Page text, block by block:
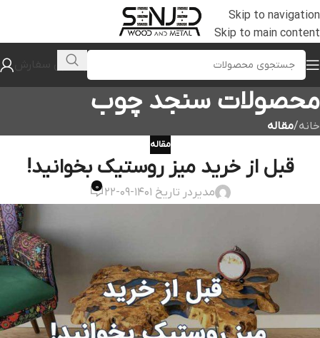
Skip to navigation
Skip to main content
پیگیری سفارش
محصولات سنجد چوب
خانه/مقاله
مقاله
قبل از خرید میز روستیک بخوانید!
مدیر در تاریخ 1401-09-22 0